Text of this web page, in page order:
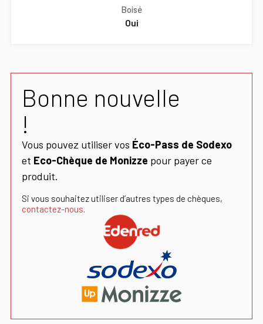
Boisé
Oui
Bonne nouvelle
!
Vous pouvez utiliser vos Éco-Pass de Sodexo
et Eco-Chèque de Monizze pour payer ce
produit.
Si vous souhaitez utiliser d’autres types de chèques,
contactez-nous.